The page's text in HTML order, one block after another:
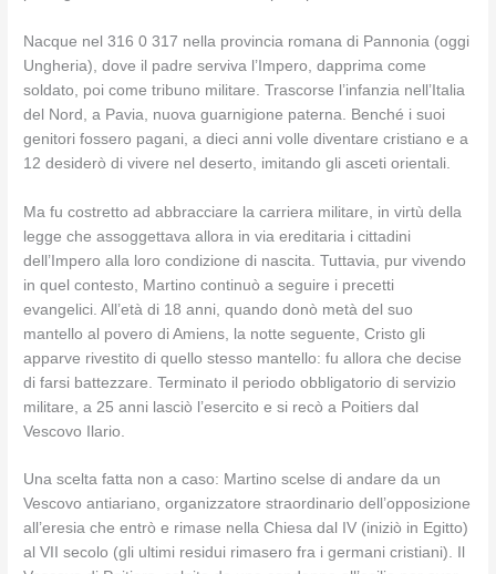
Nacque nel 316 0 317 nella provincia romana di Pannonia (oggi
Ungheria), dove il padre serviva l’Impero, dapprima come
soldato, poi come tribuno militare. Trascorse l’infanzia nell’Italia
del Nord, a Pavia, nuova guarnigione paterna. Benché i suoi
genitori fossero pagani, a dieci anni volle diventare cristiano e a
12 desiderò di vivere nel deserto, imitando gli asceti orientali.
Ma fu costretto ad abbracciare la carriera militare, in virtù della
legge che assoggettava allora in via ereditaria i cittadini
dell’Impero alla loro condizione di nascita. Tuttavia, pur vivendo
in quel contesto, Martino continuò a seguire i precetti
evangelici. All’età di 18 anni, quando donò metà del suo
mantello al povero di Amiens, la notte seguente, Cristo gli
apparve rivestito di quello stesso mantello: fu allora che decise
di farsi battezzare. Terminato il periodo obbligatorio di servizio
militare, a 25 anni lasciò l’esercito e si recò a Poitiers dal
Vescovo Ilario.
Una scelta fatta non a caso: Martino scelse di andare da un
Vescovo antiariano, organizzatore straordinario dell’opposizione
all’eresia che entrò e rimase nella Chiesa dal IV (iniziò in Egitto)
al VII secolo (gli ultimi residui rimasero fra i germani cristiani). Il